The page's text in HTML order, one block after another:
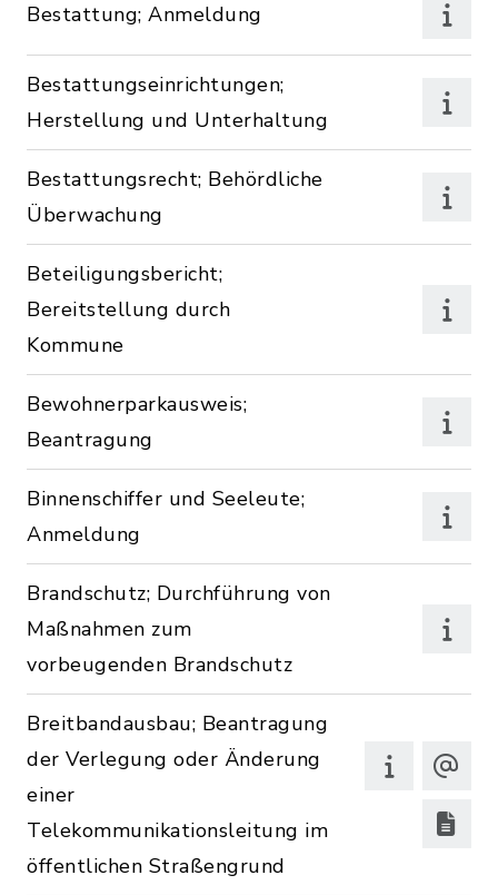
Bestattung; Anmeldung
Bestattungseinrichtungen;
Herstellung und Unterhaltung
Bestattungsrecht; Behördliche
Überwachung
Beteiligungsbericht;
Bereitstellung durch
Kommune
Bewohnerparkausweis;
Beantragung
Binnenschiffer und Seeleute;
Anmeldung
Brandschutz; Durchführung von
Maßnahmen zum
vorbeugenden Brandschutz
Breitbandausbau; Beantragung
der Verlegung oder Änderung
einer
Telekommunikationsleitung im
öffentlichen Straßengrund